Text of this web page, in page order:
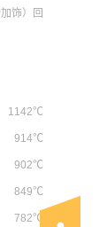
饰）回
1142℃
914℃
902℃
849℃
782℃